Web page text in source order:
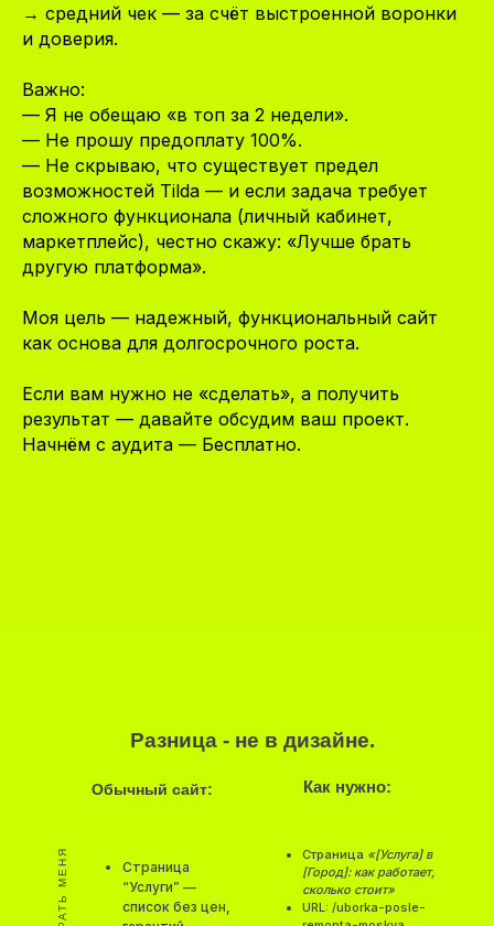
→ средний чек — за счёт выстроенной воронки
и доверия.
Важно:
— Я не обещаю «в топ за 2 недели».
— Не прошу предоплату 100%.
— Не скрываю, что существует предел
возможностей Tilda — и если задача требует
сложного функционала (личный кабинет,
маркетплейс), честно скажу: «Лучше брать
другую платформа».
Моя цель — надежный, функциональный сайт
как основа для долгосрочного роста.
Если вам нужно не «сделать», а получить
результат — давайте обсудим ваш проект.
Начнём с аудита — Бесплатно.
Разница - не в дизайне.
Обычный сайт:
Страница
“Услуги” —
список без цен,
Страница «[Услуга] в
[Город]: как работает,
сколько стоит»
URL: /uborka-posle-
Как нужно: